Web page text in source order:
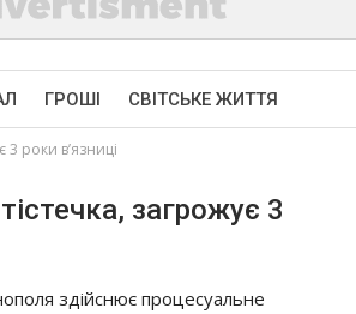
ГРОШІ СВІТСЬКЕ ЖИТТЯ
3 роки в’язниці
загрожує 3
здійснює процесуальне